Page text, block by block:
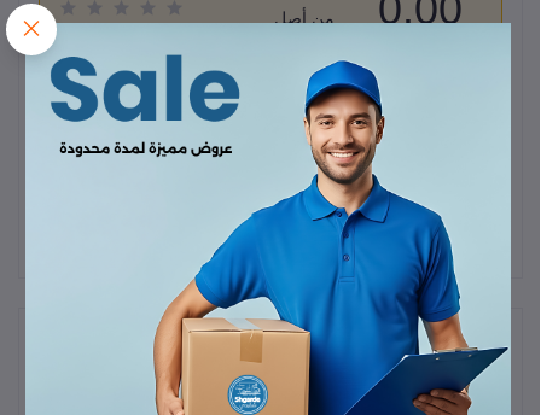
من أصل
قيم هذا المنتج
لا يوجد هناك مراجعات لهذا المنتج حتى الآن.
وصف